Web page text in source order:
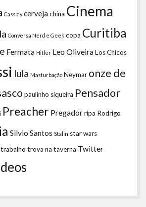
Cassidy cervejachina Cinema
Conversa Nerd e Geek copa Curitiba
Fermata Hitler Leo OliveiraLos Chicos
lula Masturbação Neymar onze de
paulinho siqueira Pensador
Preacher Pregadorripa Rodrigo
Silvio Santos Stalin star wars
trabalho trova na taverna Twitter